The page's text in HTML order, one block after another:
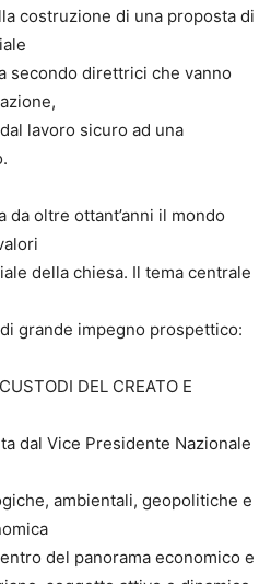
costruzione di una proposta di
secondo direttrici che vanno
lavoro sicuro ad una
da oltre ottant’anni il mondo
della chiesa. Il tema centrale
grande impegno prospettico:
DEL CREATO E
dal Vice Presidente Nazionale
ambientali, geopolitiche e
del panorama economico e